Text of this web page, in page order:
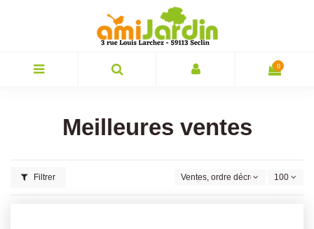
0
Meilleures ventes
Filtrer Ventes, ordre décroissant100